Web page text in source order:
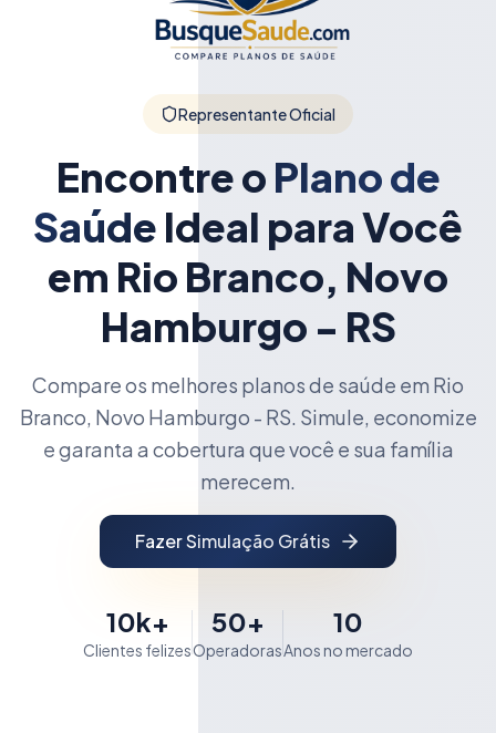
Representante Oficial
Encontre o Plano de
Saúde Ideal para Você
em Rio Branco, Novo
Hamburgo - RS
Compare os melhores planos de saúde em Rio
Branco, Novo Hamburgo - RS. Simule, economize
e garanta a cobertura que você e sua família
merecem.
Fazer Simulação Grátis
10k+
Clientes felizes
50+
Operadoras
10
Anos no mercado